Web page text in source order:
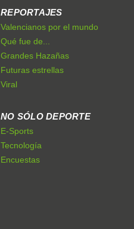
REPORTAJES
Valencianos por el mundo
Qué fue de...
Grandes Hazañas
Futuras estrellas
Viral
NO SÓLO DEPORTE
E-Sports
Tecnología
Encuestas